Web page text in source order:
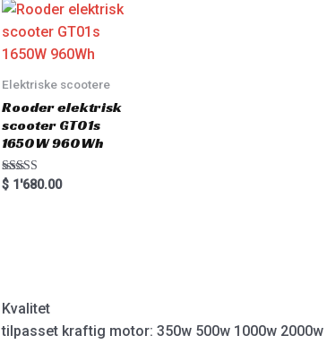
Elektriske scootere
Rooder elektrisk
scooter GT01s
1650W 960Wh
Rated
5.00
$1'680.00
Kvalitet
tilpasset kraftig motor: 350w 500w 1000w